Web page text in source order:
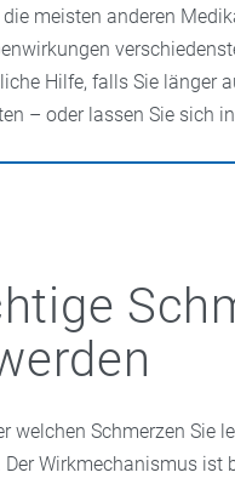
die meisten anderen
Hilfe, falls Sie länger
– oder lassen Sie sich
welchen Schmerzen Sie
Wirkmechanismus ist